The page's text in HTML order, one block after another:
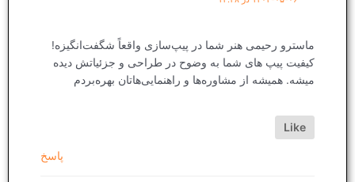
ماسترو رحیمی هنر شما در پیپ‌سازی واقعاً شگفت‌انگیزه!
کیفیت پیپ های شما به وضوح در طراحی و جزئیاتش دیده
میشه. همیشه از مشاوره‌ها و راهنمایی‌هاتان بهره‌بردم
Like
پاسخ